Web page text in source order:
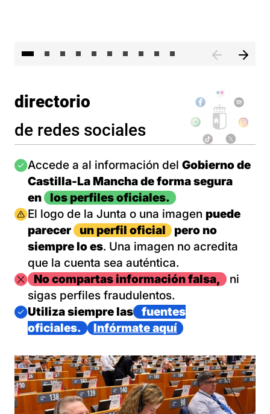
directorio
de redes sociales
Imagen
Accede a al información del Gobierno de
Castilla-La Mancha de forma segura
en
los perfiles oficiales.
Imagen
El logo de la Junta o una imagen puede
parecer
un perfil oficial
pero no
siempre lo es. Una imagen no acredita
que la cuenta sea auténtica.
ImagenNo compartas información falsa,
ni
sigas perfiles fraudulentos.
Imagen
Utiliza siempre las
fuentes
oficiales.
Infórmate aquí